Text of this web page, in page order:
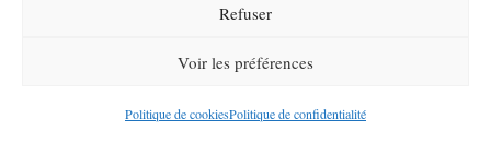
Refuser
Voir les préférences
Politique de cookiesPolitique de confidentialitéPolitique de confidentialité